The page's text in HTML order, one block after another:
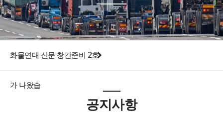
화물연대 신문 창간준비 2호
가 나왔습
공지사항